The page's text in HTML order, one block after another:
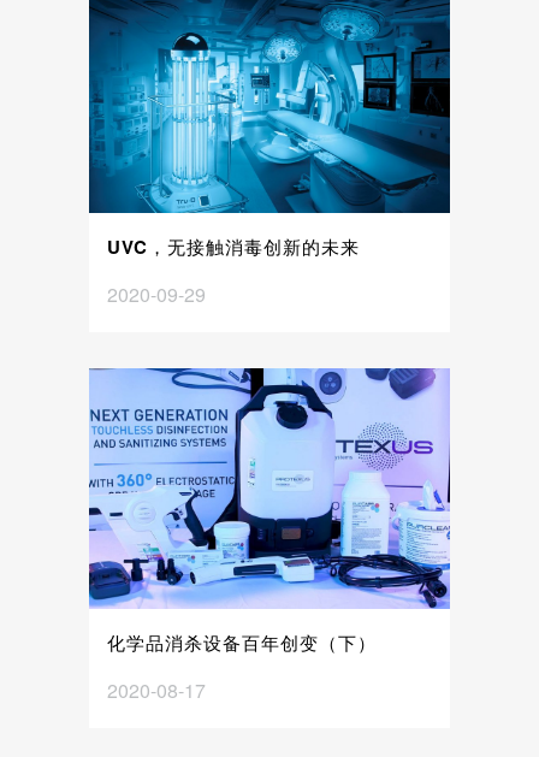
UVC，无接触消毒创新的未来
2020-09-29
化学品消杀设备百年创变（下）
2020-08-17